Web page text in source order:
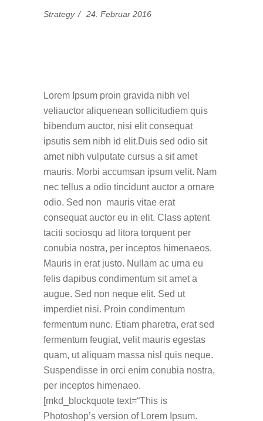
Strategy 24. Februar 2016
Lorem Ipsum proin gravida nibh vel
veliauctor aliquenean sollicitudiem quis
bibendum auctor, nisi elit consequat
ipsutis sem nibh id elit.Duis sed odio sit
amet nibh vulputate cursus a sit amet
mauris. Morbi accumsan ipsum velit. Nam
nec tellus a odio tincidunt auctor a ornare
odio. Sed non mauris vitae erat
consequat auctor eu in elit. Class aptent
taciti sociosqu ad litora torquent per
conubia nostra, per inceptos himenaeos.
Mauris in erat justo. Nullam ac urna eu
felis dapibus condimentum sit amet a
augue. Sed non neque elit. Sed ut
imperdiet nisi. Proin condimentum
fermentum nunc. Etiam pharetra, erat sed
fermentum feugiat, velit mauris egestas
quam, ut aliquam massa nisl quis neque.
Suspendisse in orci enim conubia nostra,
per inceptos himenaeo.
[mkd_blockquote text=“This is
Photoshop’s version of Lorem Ipsum.